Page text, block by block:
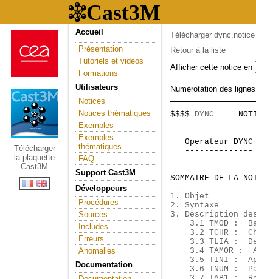
Télécharger
la plaquette
Cast3M
Accueil
Présentation
Tutoriels et vidéos
Formations
Utilisateurs
Notices
Notices thématiques
Exemples
Exemples
thématiques
FAQ
Support Cast3M
Développeurs
Procédures
Sources
Includes
Erreurs
Anomalies
Documentation
Télécharger dync.notice
Retour à la liste
Afficher cette notice en
Numérotation des
$$$$ DYNC
Operateur
SOMMAIRE DE LA
1. Objet
2. Syntaxe
3. Description
3.1 TMOD :
3.2 TCHR :
3.3 TLIA :
3.4 TAMOR :
3.5 TINI :
3.6 TNUM :